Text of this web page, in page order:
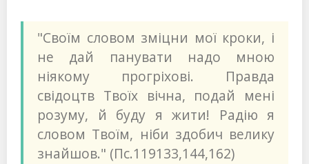
"Своїм словом зміцни мої кроки, і
не дай панувати надо мною
ніякому прогріхові. Правда
свідоцтв Твоїх вічна, подай мені
розуму, й буду я жити! Радію я
словом Твоїм, ніби здобич велику
знайшов." (Пс.119133,144,162)